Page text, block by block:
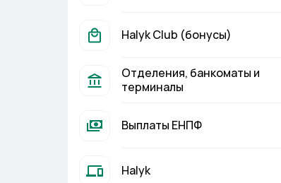
Halyk Club (бонусы)
Отделения, банкоматы и
терминалы
Выплаты ЕНПФ
Halyk